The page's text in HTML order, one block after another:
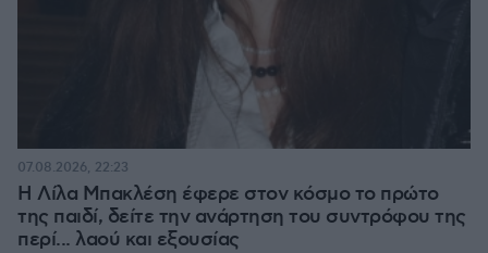
Η Λίλα Μπακλέση έφερε στον κόσμο το πρώτο
της παιδί, δείτε την ανάρτηση του συντρόφου της
περί... λαού και εξουσίας
07.08.2026, 22:23